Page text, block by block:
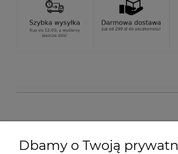
O nas
Dbamy o Twoją